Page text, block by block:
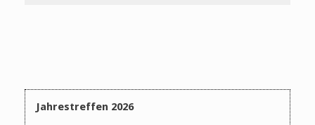
Jahrestreffen 2026